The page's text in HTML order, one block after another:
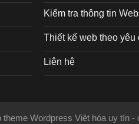
Kiểm tra thông tin
Thiết kế web theo yêu
Liên hệ
Wordpress Việt hóa uy tín -